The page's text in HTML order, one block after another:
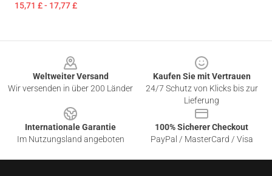
15,71 £ - 17,77 £
Weltweiter Versand
Wir versenden in über 200 Länder
Kaufen Sie mit Vertrauen
24/7 Schutz von Klicks bis zur
Lieferung
Internationale Garantie
Im Nutzungsland angeboten
100% Sicherer Checkout
PayPal / MasterCard / Visa